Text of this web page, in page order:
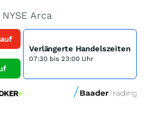
NYSE Arca
Verlängerte Handelszeiten
07:30 bis 23:00 Uhr